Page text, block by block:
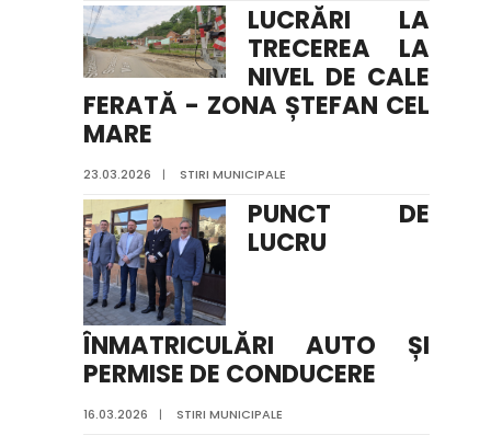
LUCRĂRI LA
TRECEREA LA
NIVEL DE CALE
FERATĂ - ZONA ȘTEFAN CEL
MARE
23.03.2026 | STIRI MUNICIPALE
PUNCT DE
LUCRU
ÎNMATRICULĂRI AUTO ȘI
PERMISE DE CONDUCERE
16.03.2026 | STIRI MUNICIPALE